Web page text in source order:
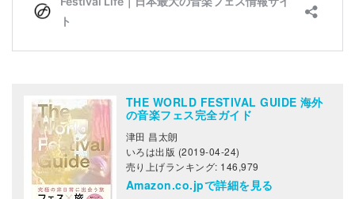
THE WORLD FESTIVAL GUIDE 海外
の音楽フェス完全ガイド
津田 昌太朗
いろは出版 (2019-04-24)
売り上げランキング: 146,979
Amazon.co.jpで詳細を見る